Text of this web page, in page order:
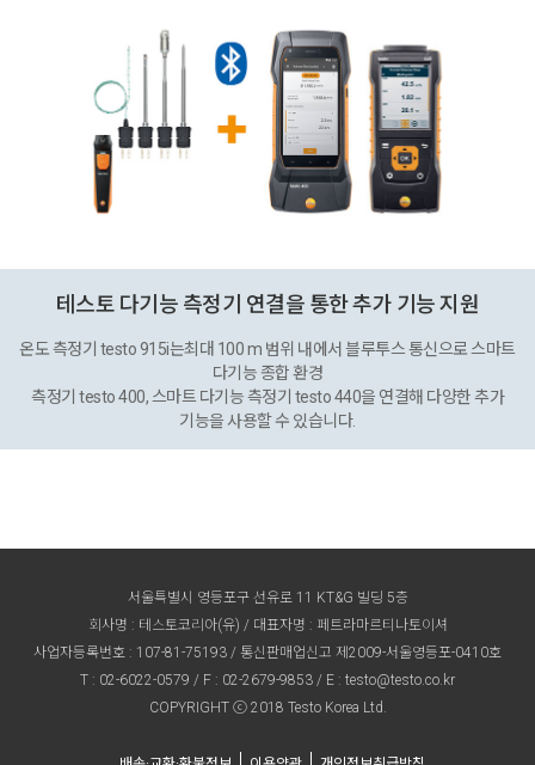
테스토 다기능 측정기 연결을 통한 추가 기능 지원
온도 측정기 testo 915i는최대 100 m 범위 내에서 블루투스 통신으로 스마트
다기능 종합 환경
측정기 testo 400, 스마트 다기능 측정기 testo 440을 연결해 다양한 추가
기능을 사용할 수 있습니다.
서울특별시 영등포구 선유로 11 KT&G 빌딩 5층
회사명 : 테스토코리아(유) / 대표자명 : 페트라마르티나토이셔
사업자등록번호 : 107-81-75193 / 통신판매업신고 제2009-서울영등포-0410호
T : 02-6022-0579 / F : 02-2679-9853 / E : testo@testo.co.kr
COPYRIGHT ⓒ 2018 Testo Korea Ltd.